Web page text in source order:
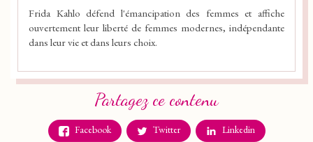
Frida Kahlo défend l'émancipation des femmes et affiche
ouvertement leur liberté de femmes modernes, indépendante
dans leur vie et dans leurs choix.
Partagez ce contenu
Facebook Twitter Linkedin